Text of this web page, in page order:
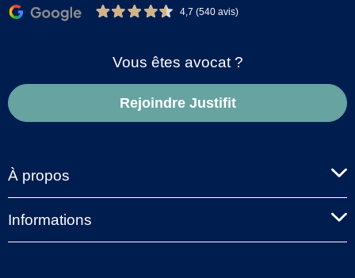
4,7 (540 avis)
Vous êtes avocat ?
Rejoindre Justifit
À propos
Informations